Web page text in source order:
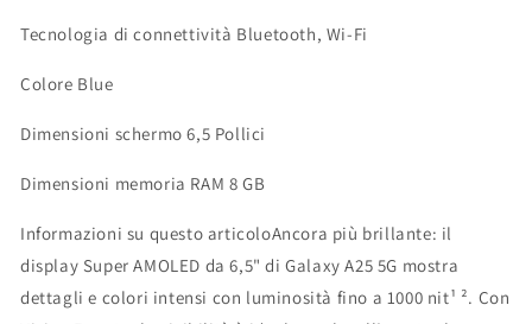
Tecnologia di connettività Bluetooth, Wi-Fi
Colore Blue
Dimensioni schermo 6,5 Pollici
Dimensioni memoria RAM 8 GB
Informazioni su questo articoloAncora più brillante: il
display Super AMOLED da 6,5" di Galaxy A25 5G mostra
dettagli e colori intensi con luminosità fino a 1000 nit¹ ². Con